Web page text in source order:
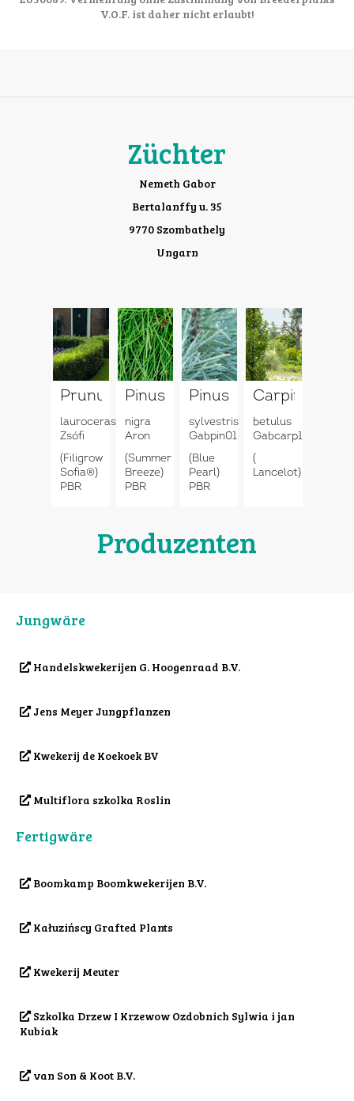
V.O.F. ist daher nicht erlaubt!
Züchter
Nemeth Gabor
Bertalanffy u. 35
9770 Szombathely
Ungarn
Prunus
laurocerasus
Zsófi
(Filigrow
Sofia®)
PBR
Pinus
nigra
Aron
(Summer
Breeze)
PBR
Pinus
sylvestris
Gabpin01
(Blue
Pearl)
PBR
Carpinus
betulus
Gabcarp1
(
Lancelot)
Produzenten
Jungwäre
Handelskwekerijen G. Hoogenraad B.V.
Jens Meyer Jungpflanzen
Kwekerij de Koekoek BV
Multiflora szkolka Roslin
Fertigwäre
Boomkamp Boomkwekerijen B.V.
Kałuzińscy Grafted Plants
Kwekerij Meuter
Szkolka Drzew I Krzewow Ozdobnich Sylwia i jan
Kubiak
van Son & Koot B.V.